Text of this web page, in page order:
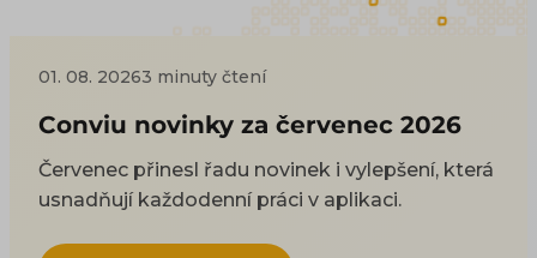
01. 08. 20263 minuty čtení
Conviu novinky za červenec 2026
Červenec přinesl řadu novinek i vylepšení, která
usnadňují každodenní práci v aplikaci.